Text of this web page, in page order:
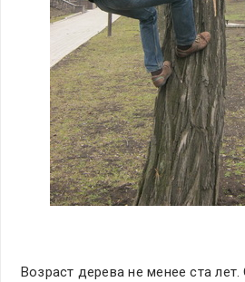
Возраст дерева не менее ста